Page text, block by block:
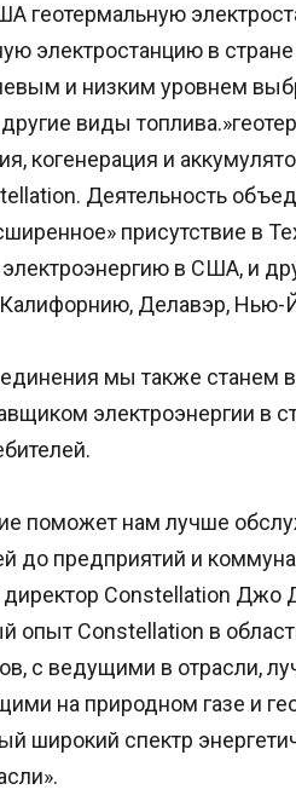
геотермальную
электростанцию в
и низким уровнем
виды
когенерация и
Деятельность
присутствие в
в США, и
Калифорнию, Делавэр,
мы также
электроэнергии в
поможет нам лучше
до предприятий и
директор Constellation
опыт Constellation в
с ведущими в отрасли,
на природном газе и
широкий спектр